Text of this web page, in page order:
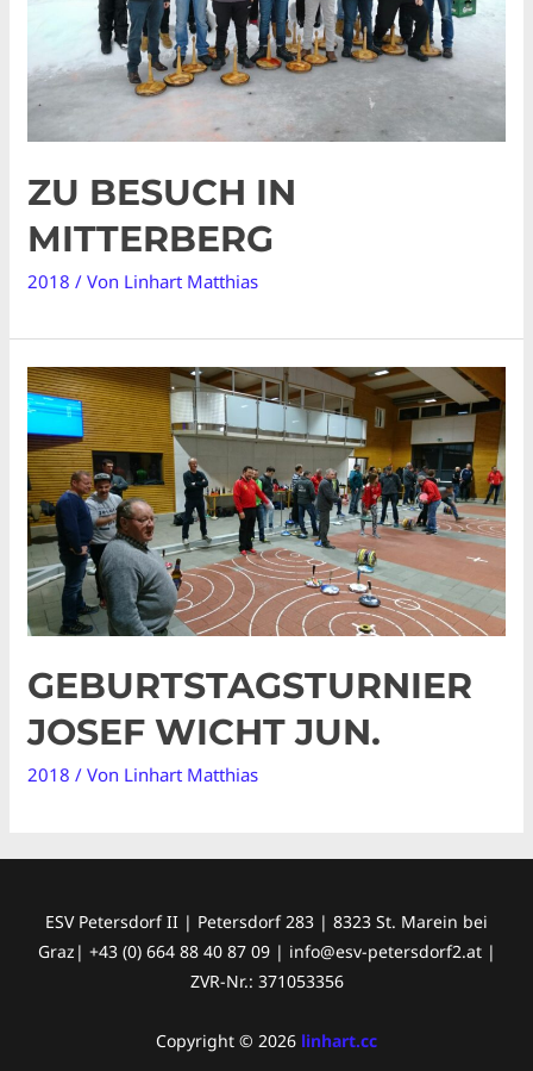
ZU BESUCH IN
MITTERBERG
2018 / Von Linhart Matthias
GEBURTSTAGSTURNIER
JOSEF WICHT JUN.
2018 / Von Linhart Matthias
ESV Petersdorf II | Petersdorf 283 | 8323 St. Marein bei
Graz| +43 (0) 664 88 40 87 09 | info@esv-petersdorf2.at |
ZVR-Nr.: 371053356
Copyright © 2026 linhart.cc